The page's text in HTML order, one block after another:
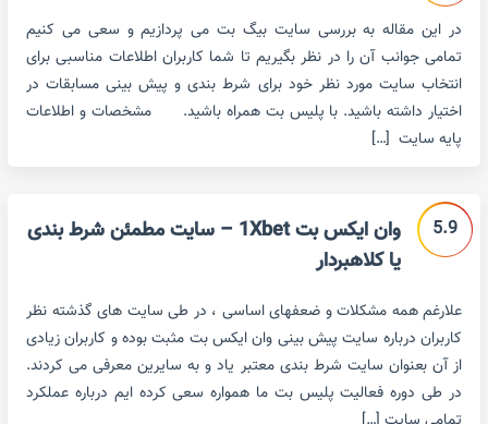
در این مقاله به بررسی سایت بیگ بت می پردازیم و سعی می کنیم
تمامی جوانب آن را در نظر بگیریم تا شما کاربران اطلاعات مناسبی برای
انتخاب سایت مورد نظر خود برای شرط بندی و پیش بینی مسابقات در
اختیار داشته باشید. با پلیس بت همراه باشید. مشخصات و اطلاعات
پایه سایت […]
5.9
وان ایکس بت 1Xbet – سایت مطمئن شرط بندی
یا کلاهبردار
علارغم همه مشکلات و ضعفهای اساسی ، در طی سایت های گذشته نظر
کاربران درباره سایت پیش بینی وان ایکس بت مثبت بوده و کاربران زیادی
از آن بعنوان سایت شرط بندی معتبر یاد و به سایرین معرفی می کردند.
در طی دوره فعالیت پلیس بت ما همواره سعی کرده ایم درباره عملکرد